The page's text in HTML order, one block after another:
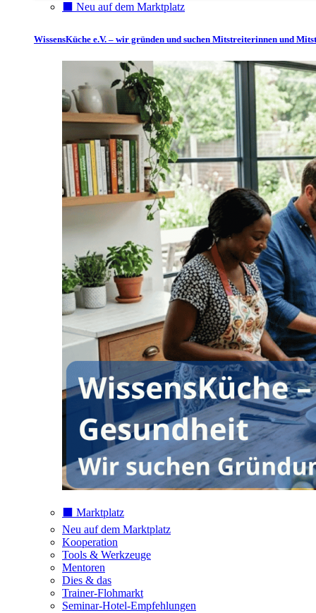
⬛️ Neu auf dem Marktplatz
WissensKüche e.V. – wir gründen und suchen Mitstreiterinnen und
⬛️ Marktplatz
Neu auf dem Marktplatz
Kooperation
Tools & Werkzeuge
Mentoren
Dies & das
Trainer-Flohmarkt
Seminar-Hotel-Empfehlungen